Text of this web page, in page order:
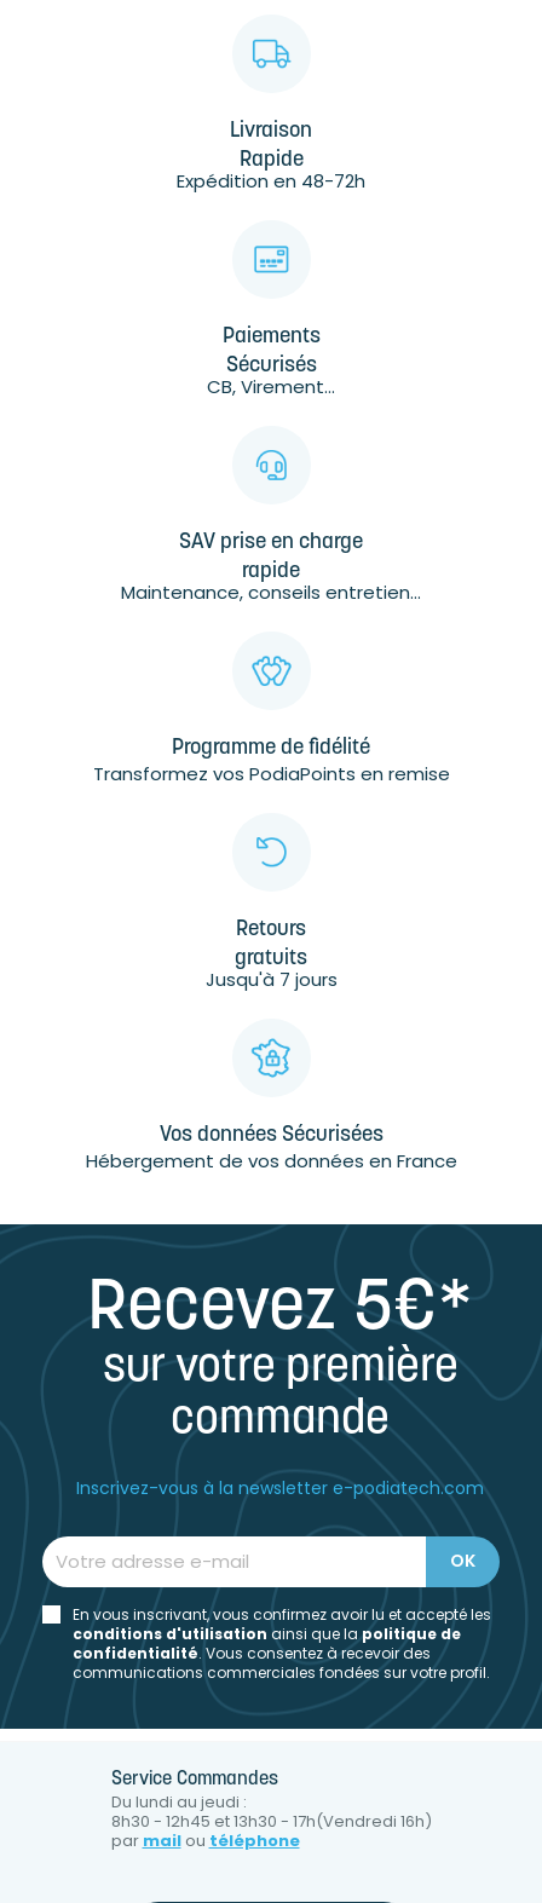
Livraison
Rapide
Expédition en 48-72h
Paiements
Sécurisés
CB, Virement...
SAV prise en charge
rapide
Maintenance, conseils entretien...
Programme de fidélité
Transformez vos PodiaPoints en remise
Retours
gratuits
Jusqu'à 7 jours
Vos données Sécurisées
Hébergement de vos données en France
Recevez 5€*
sur votre première
commande
Inscrivez-vous à la newsletter e-podiatech.com
En vous inscrivant, vous confirmez avoir lu et accepté les
conditions d'utilisation ainsi que lapolitique de
confidentialité. Vous consentez à recevoir des
communications commerciales fondées sur votre profil.
Service Commandes
Du lundi au jeudi :
8h30 - 12h45 et 13h30 - 17h(Vendredi 16h)
par mailou téléphone